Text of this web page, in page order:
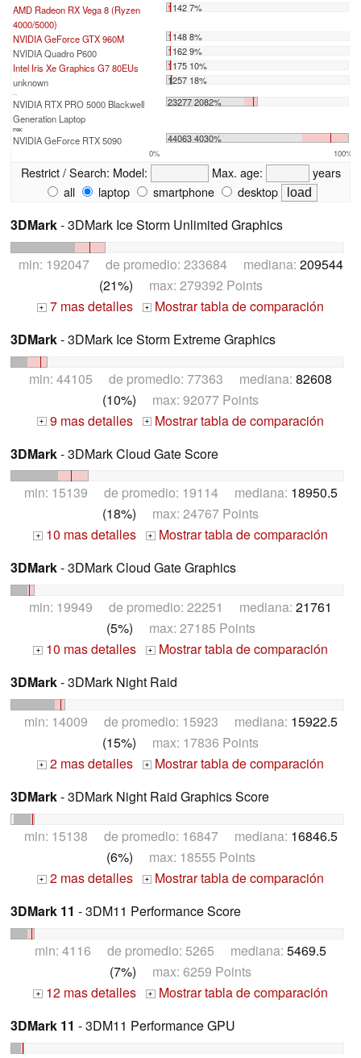
AMD Radeon RX Vega 8 (Ryzen
4000/5000)
1142 7%
NVIDIA GeForce GTX 960M
1148 8%
NVIDIA Quadro P600
1162 9%
Intel Iris Xe Graphics G7 80EUs
1175 10%
unknown
1257 18%
...
NVIDIA RTX PRO 5000 Blackwell
Generation Laptop
23277 2082%
max:
NVIDIA GeForce RTX 5090 44063 4030%
0% 100%
Restrict / Search: Model: Max. age:
years
all
laptop smartphone desktop
3DMark- 3DMark Ice Storm Unlimited Graphics
min: 192047 de promedio: 233684 mediana: 209544
(21%) max: 279392 Points
+ 7 mas detalles +
Mostrar tabla de comparación
3DMark- 3DMark Ice Storm Extreme Graphics
min: 44105 de promedio: 77363 mediana: 82608
(10%) max: 92077 Points
+ 9 mas detalles +
Mostrar tabla de comparación
3DMark- 3DMark Cloud Gate Score
min: 15139 de promedio: 19114 mediana: 18950.5
(18%) max: 24767 Points
+ 10 mas detalles + Mostrar tabla de comparación
3DMark- 3DMark Cloud Gate Graphics
min: 19949 de promedio: 22251 mediana: 21761
(5%) max: 27185 Points
+ 10 mas detalles + Mostrar tabla de comparación
3DMark- 3DMark Night Raid
min: 14009 de promedio: 15923 mediana: 15922.5
(15%) max: 17836 Points
+ 2 mas detalles +
Mostrar tabla de comparación
3DMark- 3DMark Night Raid Graphics Score
min: 15138 de promedio: 16847 mediana: 16846.5
(6%) max: 18555 Points
+ 2 mas detalles +
Mostrar tabla de comparación
3DMark 11 - 3DM11 Performance Score
min: 4116 de promedio: 5265 mediana: 5469.5
(7%) max: 6259 Points
+ 12 mas detalles + Mostrar tabla de comparación
3DMark 11 - 3DM11 Performance GPU